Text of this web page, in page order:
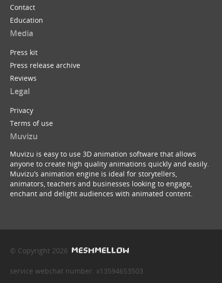
Contact
Education
Media
Press kit
Press release archive
Reviews
Legal
Privacy
Terms of use
Muvizu
Muvizu is easy to use 3D animation software that allows
anyone to create high quality animations quickly and easily.
Muvizu’s animation engine is ideal for storytellers,
animators, teachers and businesses looking to engage,
enchant and delight audiences with animated content.
© Copyright 2026
service webchat number: x13594653503